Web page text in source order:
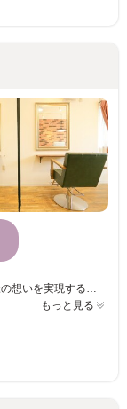
もっと見る